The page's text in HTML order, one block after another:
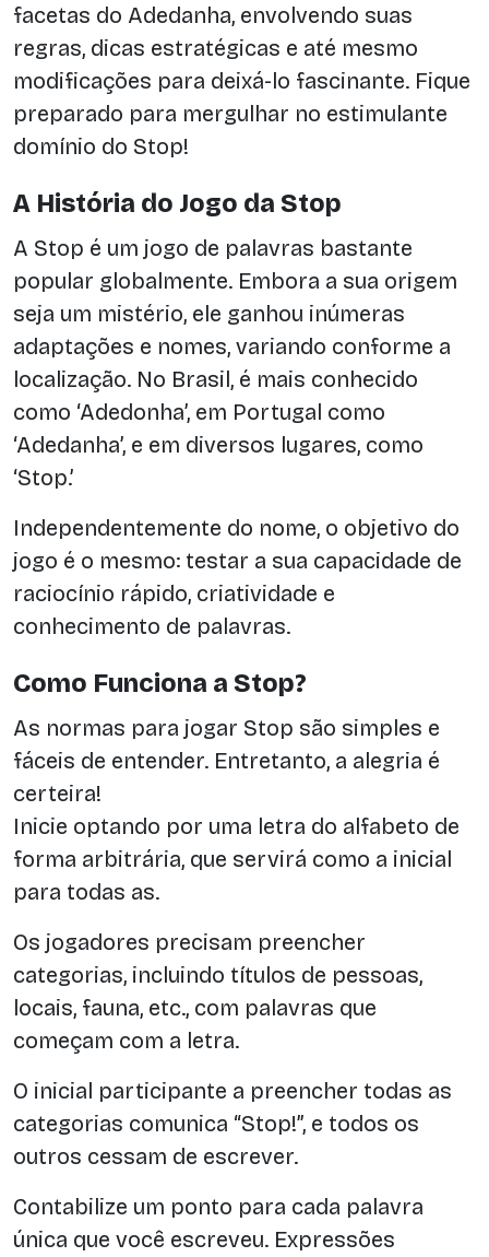
facetas do Adedanha, envolvendo suas
regras, dicas estratégicas e até mesmo
modificações para deixá-lo fascinante. Fique
preparado para mergulhar no estimulante
domínio do Stop!
A História do Jogo da Stop
A Stop é um jogo de palavras bastante
popular globalmente. Embora a sua origem
seja um mistério, ele ganhou inúmeras
adaptações e nomes, variando conforme a
localização. No Brasil, é mais conhecido
como ‘Adedonha’, em Portugal como
‘Adedanha’, e em diversos lugares, como
‘Stop.’
Independentemente do nome, o objetivo do
jogo é o mesmo: testar a sua capacidade de
raciocínio rápido, criatividade e
conhecimento de palavras.
Como Funciona a Stop?
As normas para jogar Stop são simples e
fáceis de entender. Entretanto, a alegria é
certeira!
Inicie optando por uma letra do alfabeto de
forma arbitrária, que servirá como a inicial
para todas as.
Os jogadores precisam preencher
categorias, incluindo títulos de pessoas,
locais, fauna, etc., com palavras que
começam com a letra.
O inicial participante a preencher todas as
categorias comunica “Stop!”, e todos os
outros cessam de escrever.
Contabilize um ponto para cada palavra
única que você escreveu. Expressões